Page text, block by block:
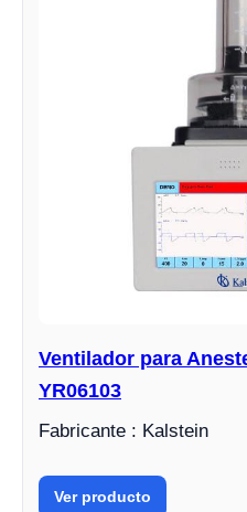
Ventilador para
YR06103
Fabricante : Kalstein
Ver producto